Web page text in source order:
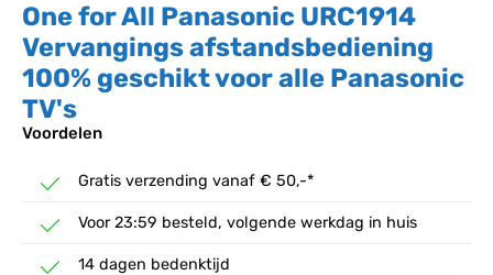
One for All Panasonic URC1914
Vervangings afstandsbediening
100% geschikt voor alle Panasonic
TV's
Voordelen
Gratis verzending vanaf € 50,-*
Voor 23:59 besteld, volgende werkdag in huis
14 dagen bedenktijd